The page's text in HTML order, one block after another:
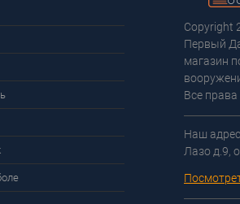
Copyright
Первый
магазин
Все
Наш
Лазо д.9,